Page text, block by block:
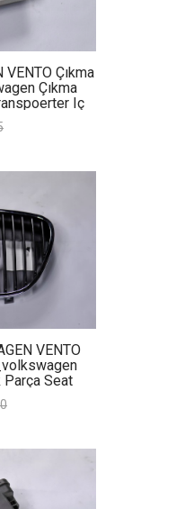
Çıkma
Çıkma
Iç
VENTO
Parça Seat
Panjur